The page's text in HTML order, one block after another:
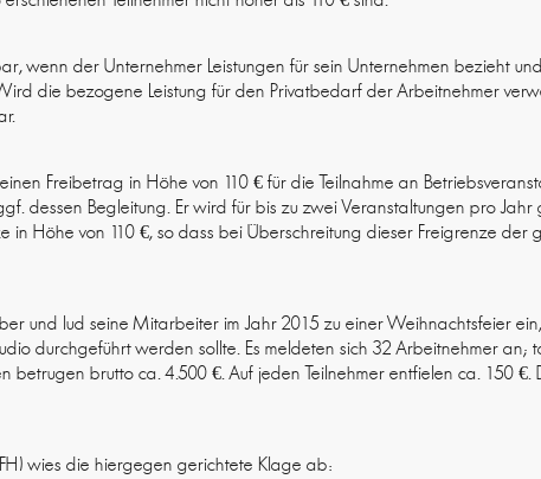
wenn der Unternehmer Leistungen für sein Unternehmen bezieht
die bezogene Leistung für den Privatbedarf der Arbeitnehmer
Freibetrag in Höhe von 110 € für die Teilnahme an
dessen Begleitung. Er wird für bis zu zwei Veranstaltungen pro Jahr
in Höhe von 110 €, so dass bei Überschreitung dieser Freigrenze der
und lud seine Mitarbeiter im Jahr 2015 zu einer Weihnachtsfeier
durchgeführt werden sollte. Es meldeten sich 32 Arbeitnehmer an;
betrugen brutto ca. 4.500 €. Auf jeden Teilnehmer entfielen ca. 150 €.
wies die hiergegen gerichtete Klage ab: